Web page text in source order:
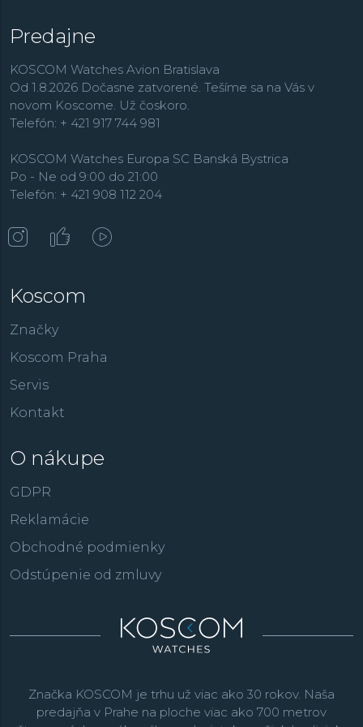
Predajne
KOSCOM Watches Avion Bratislava
Od 1.8.2026 Dočasne zatvorené. Tešíme sa na Vás v
novom Koscome. Už čoskoro.
Telefón: + 421 917 744 981
KOSCOM Watches Europa SC Banská Bystrica
Po - Ne od 9:00 do 21:00
Telefón: + 421 908 112 204
Koscom
Značky
Koscom Praha
Servis
Kontakt
O nákupe
GDPR
Reklamácie
Obchodné podmienky
Odstúpenie od zmluvy
Značka KOSCOM je trhu už viac ako 30 rokov. Naša
predajňa v Prahe na ploche viac ako 700 metrov